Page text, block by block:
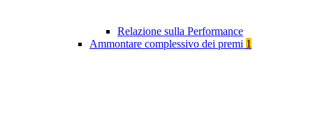
Relazione sulla Performance
Ammontare complessivo dei premi 1